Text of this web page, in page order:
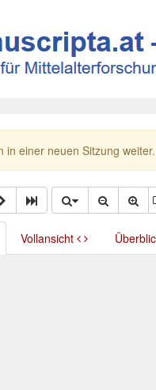
in einer neuen Sitzung weiter.
Vollansicht